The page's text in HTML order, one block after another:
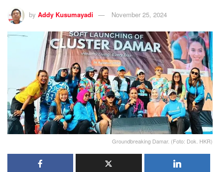
by Addy Kusumayadi November 25, 2024
Groundbreaking Damar. (Foto: Dok. HKR)